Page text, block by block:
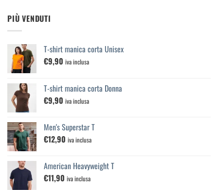
PIÙ VENDUTI
T-shirt manica corta Unisex
€9,90 iva inclusa
T-shirt manica corta Donna
€9,90 iva inclusa
Men's Superstar T
€12,90 iva inclusa
American Heavyweight T
€11,90 iva inclusa